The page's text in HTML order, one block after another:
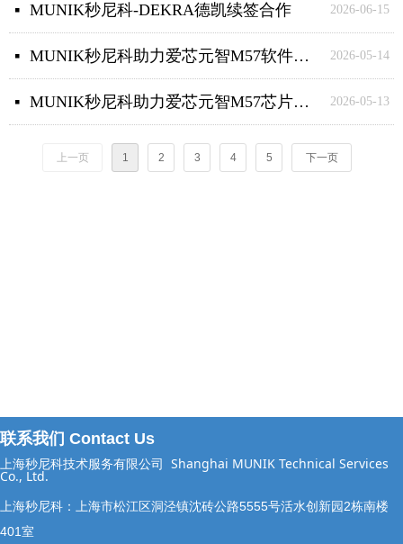
2026-06-15
넷 MUNIK秒尼科-DEKRA德凯续签合作
2026-05-14
넷 MUNIK秒尼科助力爱芯元智M57软件荣获 ISO 26262 ASIL B功能安全认证 以功能安全软件栈赋能全球辅助驾驶
2026-05-13
넷 MUNIK秒尼科助力爱芯元智M57芯片荣获 ISO 26262 ASIL B/D功能安全认证 以“全维安全”与“高智价比”赋能全球辅助驾驶
上一页 1 2 3 4 5 下一页
联系我们 Contact Us
上海秒尼科技术服务有限公司 Shanghai MUNIK Technical Services
Co., Ltd.
上海秒尼科：上海市松江区洞泾镇沈砖公路5555号活水创新园2栋南楼
401室